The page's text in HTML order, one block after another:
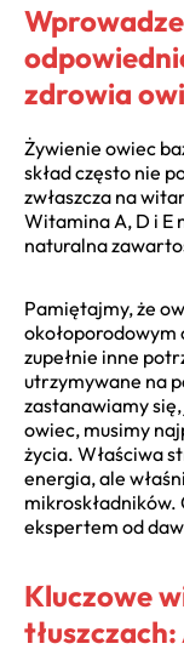
zdrowia
Żywienie owiec
skład często nie
zwłaszcza na
Witamina A, D i E
naturalna
Pamiętajmy, że
okołoporodowym
zupełnie inne
utrzymywane na
zastanawiamy
owiec, musimy
życia. Właściwa
energia, ale
mikroskładników.
ekspertem od
Kluczowe
tłuszczach: